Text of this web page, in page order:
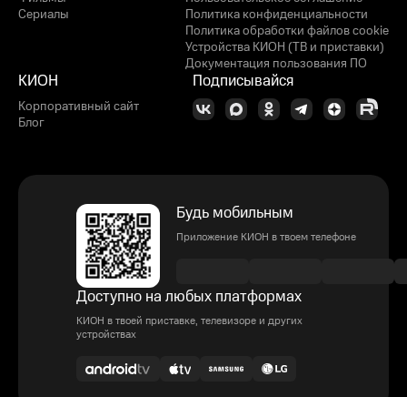
Сериалы
Политика конфиденциальности
Политика обработки файлов cookie
Устройства КИОН (ТВ и приставки)
Документация пользования ПО
КИОН
Корпоративный сайт
Блог
Подписывайся
Будь мобильным
Приложение КИОН в твоем телефоне
Доступно на любых платформах
КИОН в твоей приставке, телевизоре и других
устройствах